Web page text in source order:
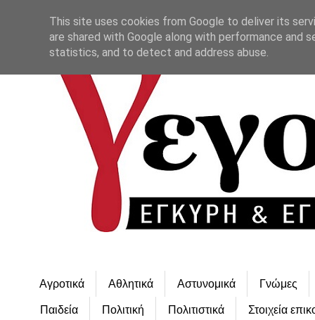
Αγροτικά Αθλητικά Αστυνομικά Γνώμες
Παιδεία Πολιτική Πολιτιστικά Στοιχεία
This site uses cookies from Google to deliver its
are shared with Google along with performance and
statistics, and to detect and address abuse.